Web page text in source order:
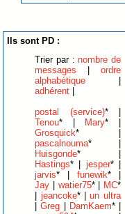
Ils sont PD :
Trier par :nombre de
messages
ordre
alphabétique
adhérent
postal (service)* |
Tenou* | Mary* |
Grosquick* |
pascalnouma* |
Huisgonde* |
Hastings* | jesper* |
jarvis* | funewik* |
Jay
watier75* | MC*
jeancoke* |un ultra
|Greg DamKaem* |